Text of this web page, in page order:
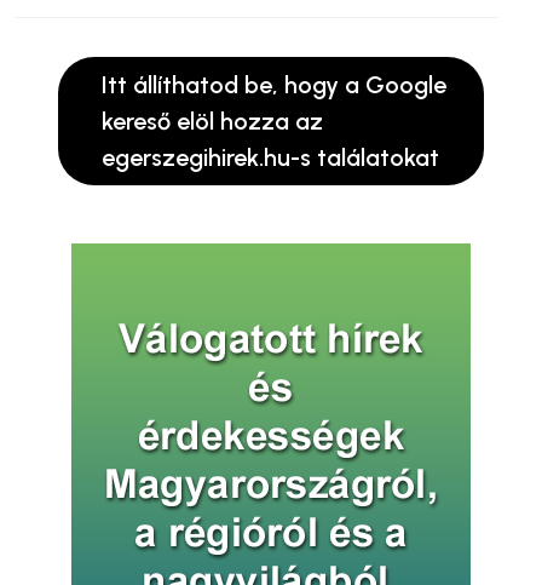
Itt állíthatod be, hogy a Google
kereső elöl hozza az
egerszegihirek.hu-s találatokat